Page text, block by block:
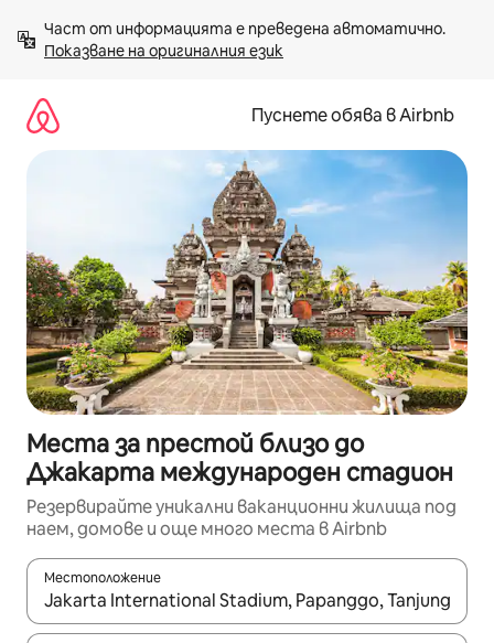
към
съдържанието
Показване на оригиналния език
Пуснете обява в Airbnb
Места за престой близо до
Джакарта международен стадион
Резервирайте уникални ваканционни жилища под
наем, домове и още много места в Airbnb
Местоположение
Когато резултатите се покажат, използвайте